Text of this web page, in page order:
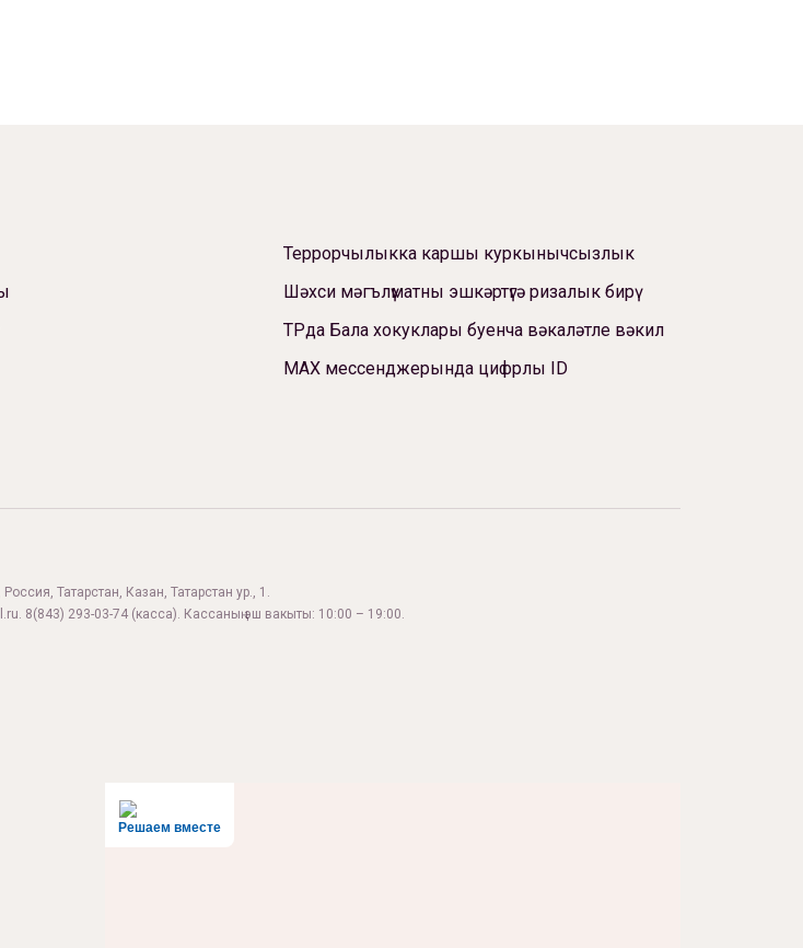
Террорчылыкка каршы куркынычсызлык
Шәхси мәгълүматны эшкәртүгә ризалык бирү
ТРда Бала хокуклары буенча вәкаләтле вәкил
МАХ мессенджерында цифрлы ID
Татарстан, Казан, Татарстан ур., 1.
. 8(843) 293-03-74 (касса). Кассаның эш вакыты: 10:00 – 19:00.
Решаем вместе